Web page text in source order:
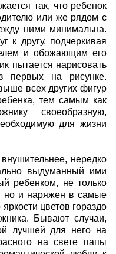
так, что ребенок
или же рядом с
ними минимальна.
к другу, подчеркивая
и обожающим его
пытается нарисовать
первых на рисунке.
всех других фигур
тем самым как
своеобразную,
для жизни
нередко
выдуманный ими
ребенком, не только
но и наряжен в самые
цветов гораздо
Бывают случаи,
лучшей для него на
на свете папы